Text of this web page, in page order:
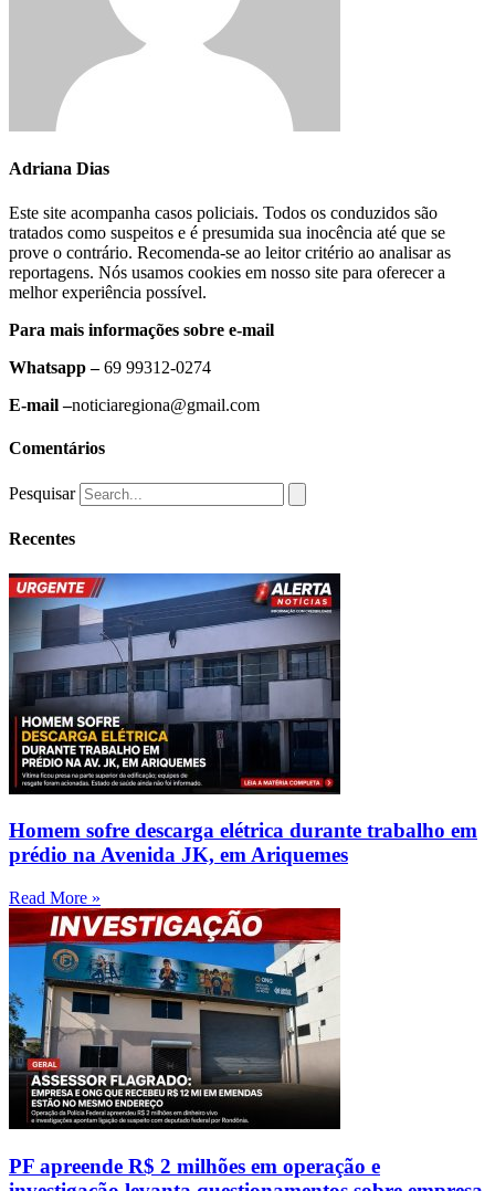
Adriana Dias
Este site acompanha casos policiais. Todos os conduzidos são
tratados como suspeitos e é presumida sua inocência até que se
prove o contrário. Recomenda-se ao leitor critério ao analisar as
reportagens. Nós usamos cookies em nosso site para oferecer a
melhor experiência possível.
Para mais informações sobre e-mail
Whatsapp –69 99312-0274
E-mail –noticiaregiona@gmail.com
Comentários
Pesquisar
Recentes
Homem sofre descarga elétrica durante trabalho em
prédio na Avenida JK, em Ariquemes
Read More »
PF apreende R$ 2 milhões em operação e